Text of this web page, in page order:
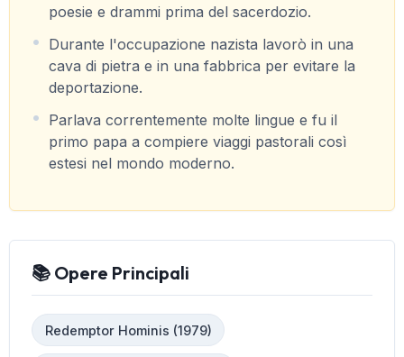
poesie e drammi prima del sacerdozio.
Durante l'occupazione nazista lavorò in una
cava di pietra e in una fabbrica per evitare la
deportazione.
Parlava correntemente molte lingue e fu il
primo papa a compiere viaggi pastorali così
estesi nel mondo moderno.
📚 Opere Principali
Redemptor Hominis (1979)